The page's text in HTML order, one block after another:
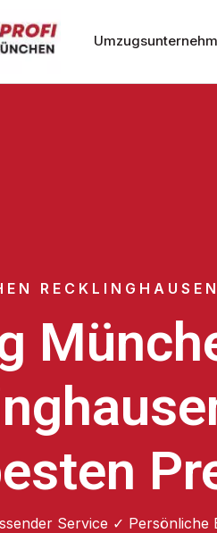
RECKLINGHAUSEN
Service ✓ Persönliche